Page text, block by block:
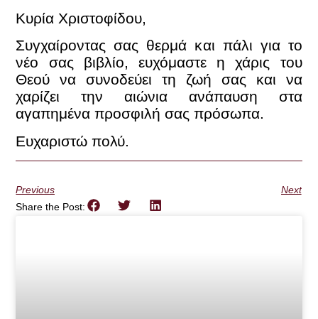
Κυρία Χριστοφίδου,
Συγχαίροντας σας θερμά και πάλι για το
νέο σας βιβλίο, ευχόμαστε η χάρις του
Θεού να συνοδεύει τη ζωή σας και να
χαρίζει την αιώνια ανάπαυση στα
αγαπημένα προσφιλή σας πρόσωπα.
Ευχαριστώ πολύ.
Previous
Next
Share the Post: